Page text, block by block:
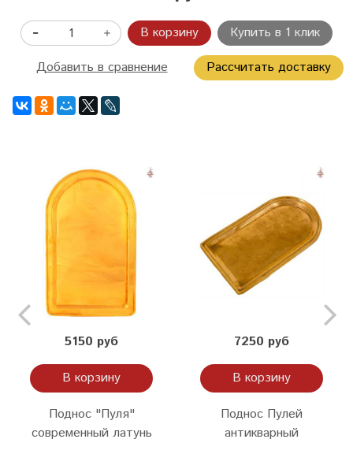
В корзину
Купить в 1 клик
Добавить в сравнение
Рассчитать доставку
5150 руб
В корзину
Поднос "Пуля"
современный латунь
7250 руб
В корзину
Поднос Пулей
антикварный